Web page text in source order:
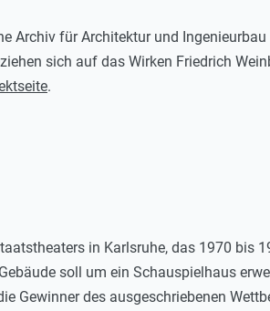
Archiv für Architektur und
sich auf das Wirken Friedrich
.
in Karlsruhe, das 1970 bis
soll um ein Schauspielhaus
Gewinner des ausgeschriebenen